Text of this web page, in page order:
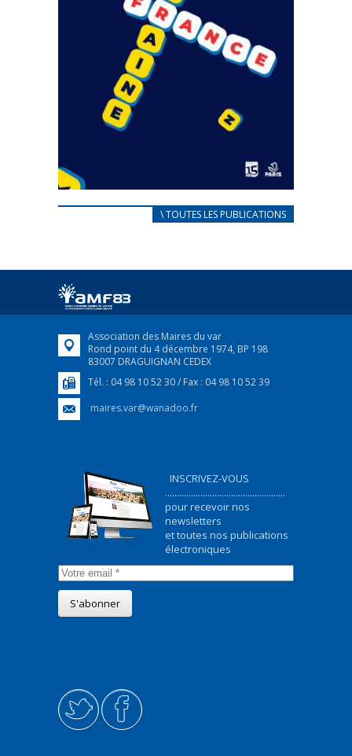
CARNET D’ACCUEIL
Afin d’accompagner au mieux les réfugiés
FEUILLETER
\ TOUTES LES PUBLICATIONS
Association des Maires du var
Rond point du 4 décembre 1974, BP 198
83007 DRAGUIGNAN CEDEX
Tél. : 04 98 10 52 30 / Fax : 04 98 10 52 39
maires.var@wanadoo.fr
INSCRIVEZ-VOUS
...................................................
pour recevoir nos
newsletters
et toutes nos publications
électroniques